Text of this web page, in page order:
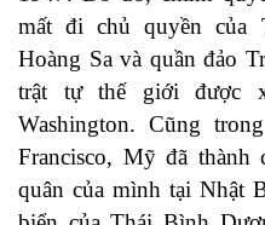
mất đi chủ quyền của
Hoàng Sa và quần đảo
trật tự thế giới được
Washington. Cũng
Francisco, Mỹ đã
quân của mình tại Nhật